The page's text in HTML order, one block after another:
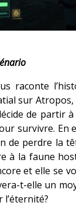
raconte
sur
de partir à
survivre. En
de perdre la
à la faune
et elle se
t-elle un